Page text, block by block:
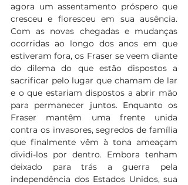
agora um assentamento próspero que
cresceu e floresceu em sua ausência.
Com as novas chegadas e mudanças
ocorridas ao longo dos anos em que
estiveram fora, os Fraser se veem diante
do dilema do que estão dispostos a
sacrificar pelo lugar que chamam de lar
e o que estariam dispostos a abrir mão
para permanecer juntos. Enquanto os
Fraser mantêm uma frente unida
contra os invasores, segredos de família
que finalmente vêm à tona ameaçam
dividi-los por dentro. Embora tenham
deixado para trás a guerra pela
independência dos Estados Unidos, sua